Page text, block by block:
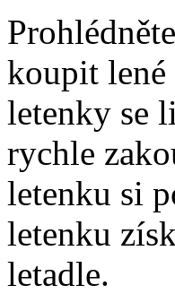
koupit lené
letenky se
rychle
letenku si
letenku
letadle.